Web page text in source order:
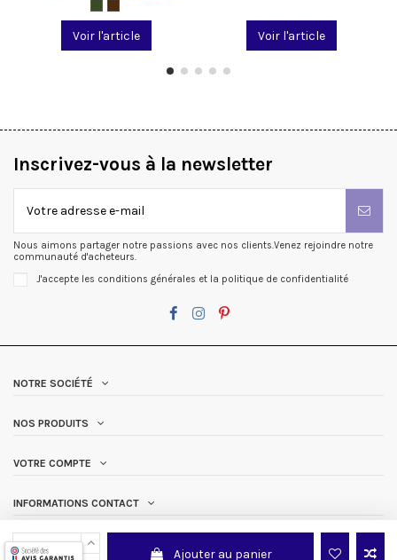
Ajouter au panier
Voir l'article Voir l'article
Inscrivez-vous à la newsletter
Nous aimons partager notre passions avec nos clients.Venez rejoindre notre
communauté d'acheteurs.
J'accepte les conditions générales et la politique de confidentialité
NOTRE SOCIÉTÉ
NOS PRODUITS
VOTRE COMPTE
INFORMATIONS CONTACT